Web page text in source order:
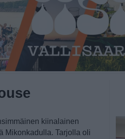
kiinalainen
Mikonkadulla. Tarjolla oli